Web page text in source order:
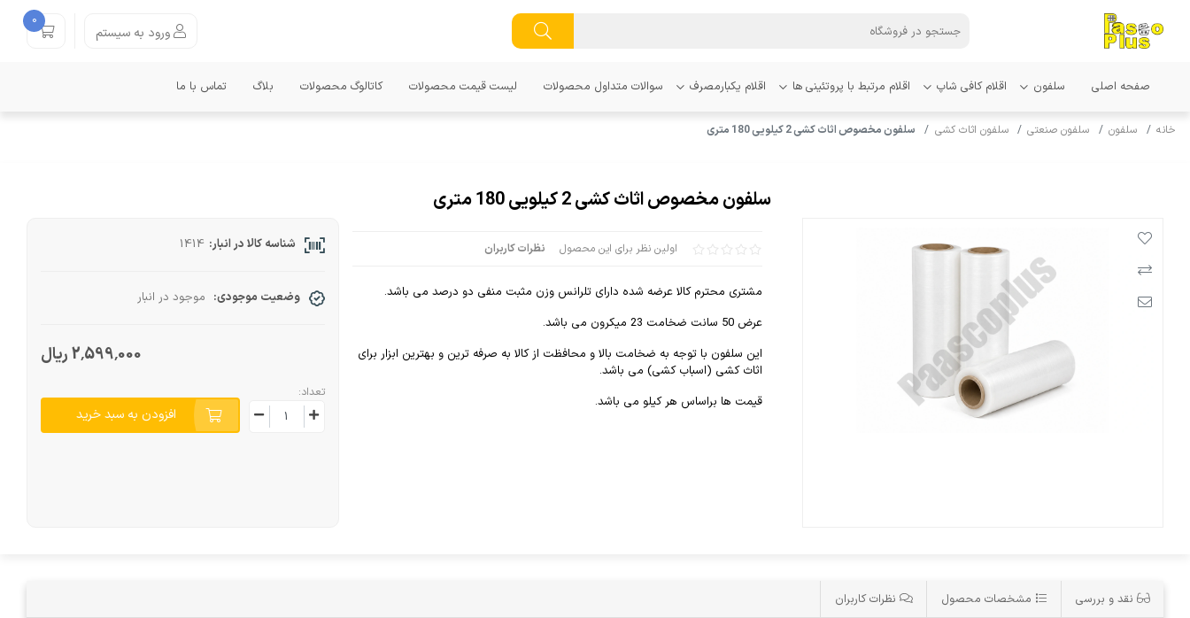
ورود به سیستم
0
صفحه اصلی سلفون اقلام کافی شاپ اقلام مرتبط با پروتئینی ها اقلام یکبارمصرف سوالات متداول محصولات لیست قیمت محصولات کاتالوگ محصولات بلاگ تماس با ما
خانه سلفون سلفون صنعتی سلفون اثاث کشی سلفون مخصوص اثاث کشی 2 کیلویی 180 متری
سلفون مخصوص اثاث کشی 2 کیلویی 180 متری
اولین نظر برای این محصول نظرات کاربران
مشتری محترم کالا عرضه شده دارای تلرانس وزن مثبت منفی دو درصد می باشد.
عرض 50 سانت ضخامت 23 میکرون می باشد.
این سلفون با توجه به ضخامت بالا و محافظت از کالا به صرفه ترین و بهترین ابزار برای
اثاث کشی (اسباب کشی) می باشد.
قیمت ها براساس هر کیلو می باشد.
شناسه کالا در انبار: 1414
وضعیت موجودی: موجود در انبار
2٬599٬000 ریال
تعداد:
افزودن به سبد خرید
نقد و بررسی مشخصات محصول نظرات کاربران